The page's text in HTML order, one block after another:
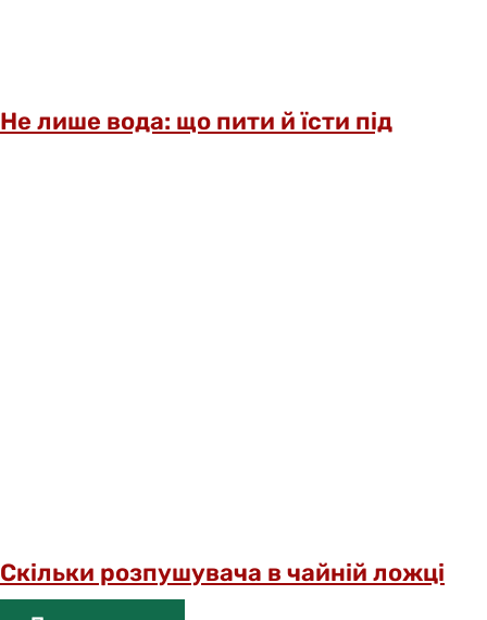
Не лише вода: що пити й їсти під
Скільки розпушувача в чайній ложці